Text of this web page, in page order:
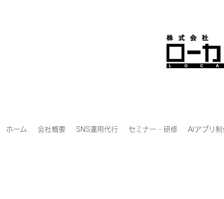
ホーム 会社概要 SNS運用代行 セミナー・研修 AIアプリ制